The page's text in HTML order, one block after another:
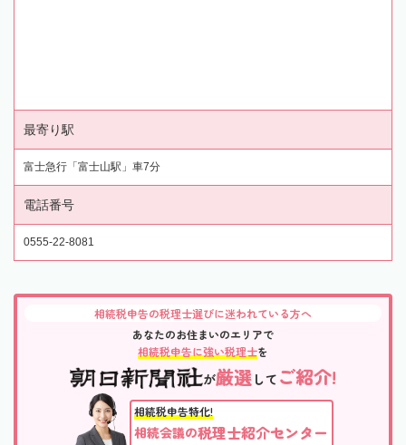
最寄り駅
富士急行「富士山駅」車7分
電話番号
0555-22-8081
相続税申告の税理士選びに迷われている方へ
あなたのお住まいのエリアで
相続税申告に強い税理士を
が厳選して ご紹介!
相続税申告特化!
相続会議の税理士紹介センター